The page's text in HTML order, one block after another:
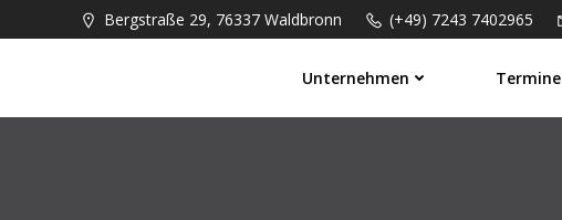
zum
Bergstraße 29, 76337 Waldbronn (+49) 7243 7402965
Unternehmen Termine